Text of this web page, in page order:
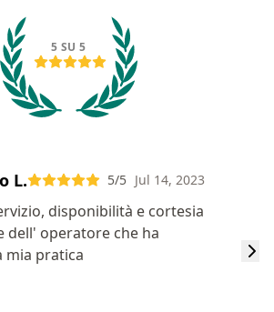
5 SU 5
L. 5/5 Jul 14, 2023
disponibilità e cortesia
dell' operatore che ha
mia pratica